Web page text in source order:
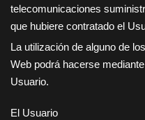
telecomunicaciones
que hubiere contratado el
La utilización de alguno de
Web podrá hacerse
Usuario.
El Usuario